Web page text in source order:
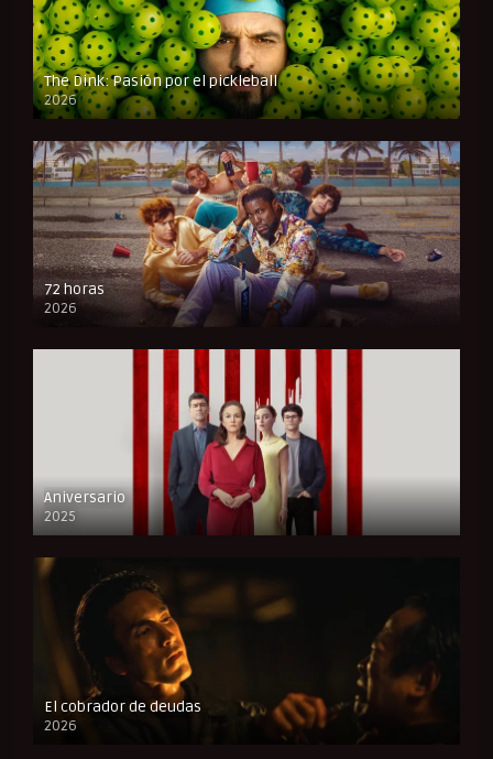
The Dink: Pasión por el pickleball
2026
FULL HD
72 horas
2026
FULL HD
Aniversario
2025
FULL HD
El cobrador de deudas
2026
FULL HD